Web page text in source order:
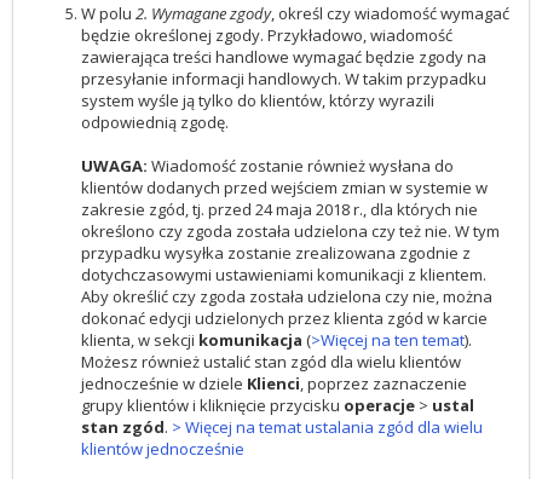
W polu 2. Wymagane zgody, określ czy wiadomość wymagać
będzie określonej zgody. Przykładowo, wiadomość
zawierająca treści handlowe wymagać będzie zgody na
przesyłanie informacji handlowych. W takim przypadku
system wyśle ją tylko do klientów, którzy wyrazili
odpowiednią zgodę.
UWAGA: Wiadomość zostanie również wysłana do
klientów dodanych przed wejściem zmian w systemie w
zakresie zgód, tj. przed 24 maja 2018 r., dla których nie
określono czy zgoda została udzielona czy też nie. W tym
przypadku wysyłka zostanie zrealizowana zgodnie z
dotychczasowymi ustawieniami komunikacji z klientem.
Aby określić czy zgoda została udzielona czy nie, można
dokonać edycji udzielonych przez klienta zgód w karcie
klienta, w sekcji komunikacja (>Więcej na ten temat).
Możesz również ustalić stan zgód dla wielu klientów
jednocześnie w dziele Klienci,poprzez zaznaczenie
grupy klientów i kliknięcie przycisku operacje > ustal
stan zgód. > Więcej na temat ustalania zgód dla wielu
klientów jednocześnie